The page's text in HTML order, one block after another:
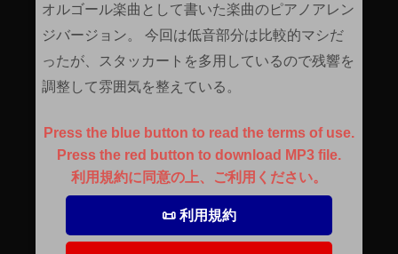
オルゴール楽曲として書いた楽曲のピアノアレン
ジバージョン。 今回は低音部分は比較的マシだ
ったが、スタッカートを多用しているので残響を
調整して雰囲気を整えている。
Press the blue button to read the terms of use.
Press the red button to download MP3 file.
利用規約に同意の上、ご利用ください。
📜 利用規約